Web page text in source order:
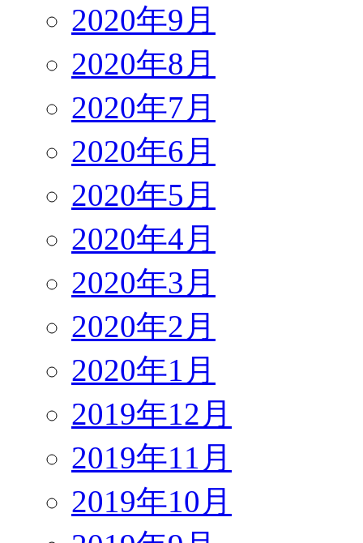
2020年9月
2020年8月
2020年7月
2020年6月
2020年5月
2020年4月
2020年3月
2020年2月
2020年1月
2019年12月
2019年11月
2019年10月